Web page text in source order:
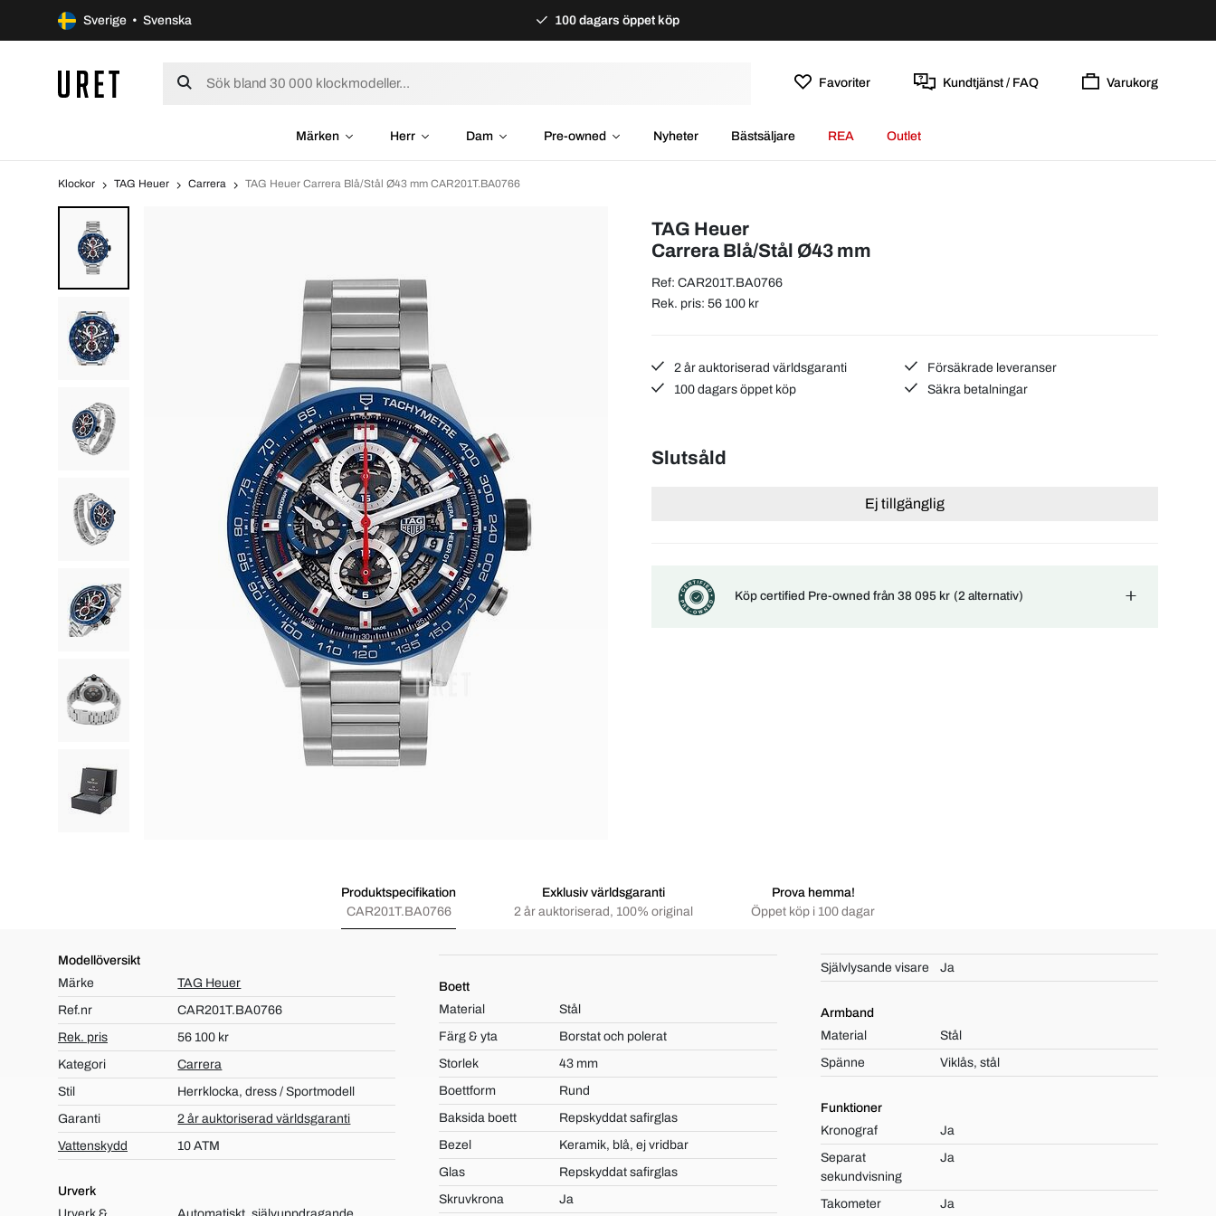
Sverige • Svenska 100 dagars öppet köp
Favoriter Kundtjänst / FAQ Varukorg
Märken Herr Dam Pre-owned Nyheter Bästsäljare REA Outlet
Klockor TAG Heuer Carrera TAG Heuer Carrera Blå/Stål Ø43 mm CAR201T.BA0766
TAG Heuer
Carrera Blå/Stål Ø43 mm
Ref: CAR201T.BA0766
Rek. pris: 56 100 kr
2 år auktoriserad världsgaranti
Försäkrade leveranser
100 dagars öppet köp
Säkra betalningar
Slutsåld
Ej tillgänglig
Köp certified Pre-owned från 38 095 kr (2 alternativ)
Produktspecifikation
CAR201T.BA0766
Exklusiv världsgaranti
2 år auktoriserad, 100% original
Prova hemma!
Öppet köp i 100 dagar
Modellöversikt
Märke
TAG Heuer
Ref.nr
CAR201T.BA0766
Rek. pris
56 100 kr
Kategori
Carrera
Stil
Herrklocka, dress / Sportmodell
Garanti
2 år auktoriserad världsgaranti
Vattenskydd
10 ATM
Urverk
Boett
Material
Stål
Färg & yta
Borstat och polerat
Storlek
43 mm
Boettform
Rund
Baksida boett
Repskyddat safirglas
Bezel
Keramik, blå, ej vridbar
Glas
Repskyddat safirglas
Skruvkrona
Ja
Självlysande visare Ja
Armband
Material
Stål
Spänne
Viklås, stål
Funktioner
Kronograf
Ja
Separat
sekundvisning
Ja
Takometer Ja